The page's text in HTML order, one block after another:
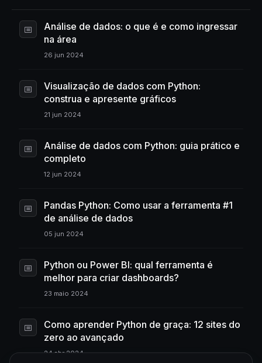
Análise de dados: o que é e como ingressar
na área
26 jun 2024
Visualização de dados com Python:
construa e apresente gráficos
21 jun 2024
Análise de dados com Python: guia prático e
completo
12 jun 2024
Pandas Python: Como usar a ferramenta #1
de análise de dados
05 jun 2024
Python ou Power BI: qual ferramenta é
melhor para criar dashboards?
23 maio 2024
Como aprender Python de graça: 12 sites do
zero ao avançado
24 abr 2024